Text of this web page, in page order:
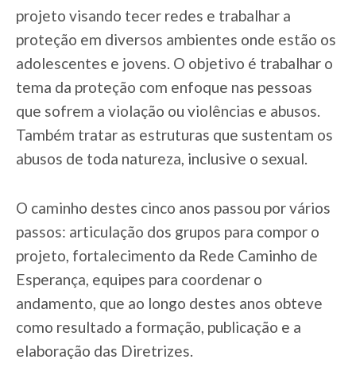
projeto visando tecer redes e trabalhar a
proteção em diversos ambientes onde estão os
adolescentes e jovens. O objetivo é trabalhar o
tema da proteção com enfoque nas pessoas
que sofrem a violação ou violências e abusos.
Também tratar as estruturas que sustentam os
abusos de toda natureza, inclusive o sexual.
O caminho destes cinco anos passou por vários
passos: articulação dos grupos para compor o
projeto, fortalecimento da Rede Caminho de
Esperança, equipes para coordenar o
andamento, que ao longo destes anos obteve
como resultado a formação, publicação e a
elaboração das Diretrizes.